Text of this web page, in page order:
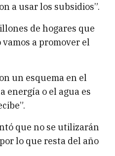
a usar los subsidios”.
de hogares que
a promover el
un esquema en el
energía o el agua es
que no se utilizarán
lo que resta del año